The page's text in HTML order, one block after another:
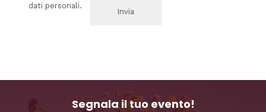
dati personali.
Segnala il tuo evento!